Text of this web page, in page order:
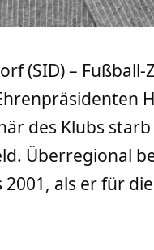
(SID) –
des Klubs
Überregional
2001, als er für